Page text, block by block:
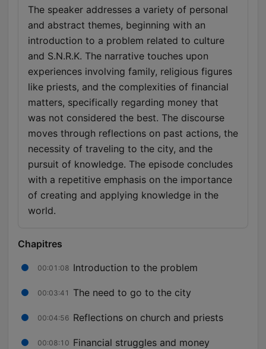
The speaker addresses a variety of personal
and abstract themes, beginning with an
introduction to a problem related to culture
and S.N.R.K. The narrative touches upon
experiences involving family, religious figures
like priests, and the complexities of financial
matters, specifically regarding money that
was not considered the best. The discourse
moves through reflections on past actions, the
necessity of traveling to the city, and the
pursuit of knowledge. The episode concludes
with a repetitive emphasis on the importance
of creating and applying knowledge in the
world.
Chapitres
00:01:08 Introduction to the problem
00:03:41 The need to go to the city
00:04:56 Reflections on church and priests
00:08:10 Financial struggles and money